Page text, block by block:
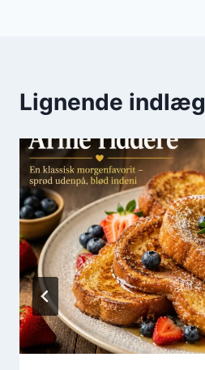
Lignende indlæg